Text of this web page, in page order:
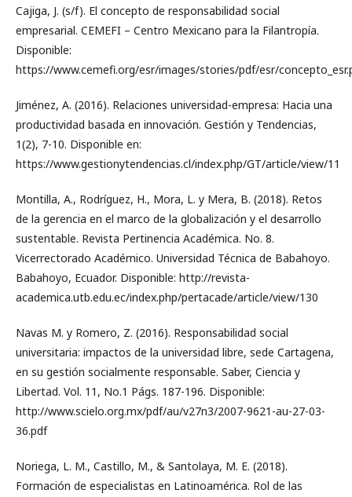
Cajiga, J. (s/f). El concepto de responsabilidad social
empresarial. CEMEFI – Centro Mexicano para la Filantropía.
Disponible:
https://www.cemefi.org/esr/images/stories/pdf/esr/
Jiménez, A. (2016). Relaciones universidad-empresa: Hacia una
productividad basada en innovación. Gestión y Tendencias,
1(2), 7-10. Disponible en:
https://www.gestionytendencias.cl/index.php/GT/article/view/11
Montilla, A., Rodríguez, H., Mora, L. y Mera, B. (2018). Retos
de la gerencia en el marco de la globalización y el desarrollo
sustentable. Revista Pertinencia Académica. No. 8.
Vicerrectorado Académico. Universidad Técnica de Babahoyo.
Babahoyo, Ecuador. Disponible: http://revista-
academica.utb.edu.ec/index.php/pertacade/article/view/130
Navas M. y Romero, Z. (2016). Responsabilidad social
universitaria: impactos de la universidad libre, sede Cartagena,
en su gestión socialmente responsable. Saber, Ciencia y
Libertad. Vol. 11, No.1 Págs. 187-196. Disponible:
http://www.scielo.org.mx/pdf/au/v27n3/2007-9621-au-27-03-
36.pdf
Noriega, L. M., Castillo, M., & Santolaya, M. E. (2018).
Formación de especialistas en Latinoamérica. Rol de las